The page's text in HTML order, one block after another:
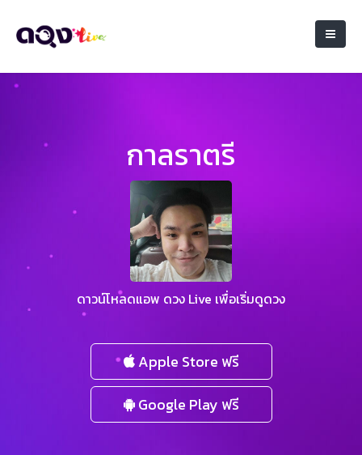
กาลราตรี
ดาวน์โหลดแอพ ดวง Live เพื่อเริ่มดูดวง
Apple Store ฟรี
Google Play ฟรี